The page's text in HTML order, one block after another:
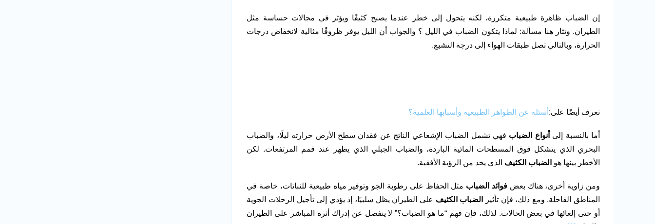
إن الضباب ظاهرة طبيعية متكررة، لكنه يتحول إلى خطر عندما يصبح كثيفًا ويؤثر في مجالات حساسة مثل
الطيران. وتثار هنا مسألة: لماذا يتكون الضباب في الليل ؟ والجواب أن الليل يوفر ظروفًا مثالية لانخفاض درجات
الحرارة، وبالتالي تصل طبقات الهواء إلى درجة التشبع.
تعرف أيضًا على: أسئلة عن الظواهر الطبيعية وأسبابها العلمية؟
أما بالنسبة إلى أنواع الضباب فهي تشمل الضباب الإشعاعي الناتج عن فقدان سطح الأرض حرارته ليلًا، والضباب
البحري الذي يتشكل فوق المسطحات المائية الباردة، والضباب الجبلي الذي يظهر عند قمم المرتفعات. لكن
الأخطر بينها هو الضباب الكثيف الذي يحد من الرؤية الأفقية.
ومن زاوية أخرى، هناك بعض فوائد الضباب مثل الحفاظ على رطوبة الجو وتوفير مياه طبيعية للنباتات، خاصة في
المناطق القاحلة. ومع ذلك، فإن تأثير
الضباب الكثيف على الطيران يظل سلبيًا، إذ يؤدي إلى تأجيل الرحلات الجوية
أو حتى إلغائها في بعض الحالات. لذلك، فإن فهم “ما هو الضباب؟” لا ينفصل عن إدراك أثره المباشر على الطيران